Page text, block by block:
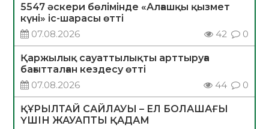
5547 әскери бөлімінде «Алғашқы қызмет
күні» іс-шарасы өтті
07.08.2026
42 0
Қаржылық сауаттылықты арттыруға
бағытталған кездесу өтті
07.08.2026
44 0
ҚҰРЫЛТАЙ САЙЛАУЫ – ЕЛ БОЛАШАҒЫ
ҮШІН ЖАУАПТЫ ҚАДАМ